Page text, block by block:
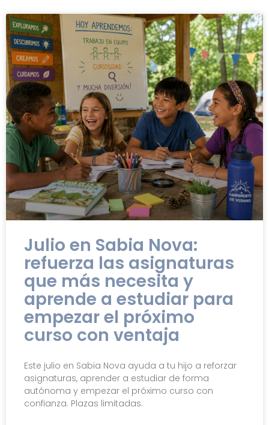
Julio en Sabia Nova:
refuerza las asignaturas
que más necesita y
aprende a estudiar para
empezar el próximo
curso con ventaja
Este julio en Sabia Nova ayuda a tu hijo a reforzar
asignaturas, aprender a estudiar de forma
autónoma y empezar el próximo curso con
confianza. Plazas limitadas.